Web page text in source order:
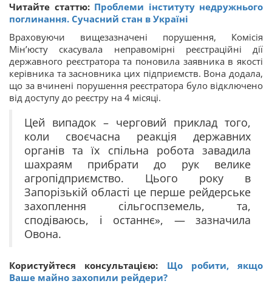
Читайте статтю: Проблеми інституту недружнього
поглинання. Сучасний стан в Україні
Враховуючи вищезазначені порушення, Комісія
Мін’юсту скасувала неправомірні реєстраційні дії
державного реєстратора та поновила заявника в якості
керівника та засновника цих підприємств. Вона додала,
що за вчинені порушення реєстратора було відключено
від доступу до реєстру на 4 місяці.
Цей випадок – черговий приклад того,
коли своєчасна реакція державних
органів та їх спільна робота завадила
шахраям прибрати до рук велике
агропідприємство. Цього року в
Запорізькій області це перше рейдерське
захоплення сільгоспземель, та,
сподіваюсь, і останнє», — зазначила
Овона.
Користуйтеся консультацією: Що робити, якщо
Ваше майно захопили рейдери?